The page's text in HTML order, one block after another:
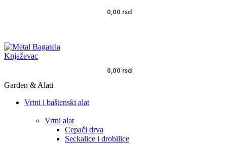
0,00 rsd
0,00 rsd
Garden & Alati
Vrtni i baštenski alat
Vrtni alat
Cepači drva
Seckalice i drobilice